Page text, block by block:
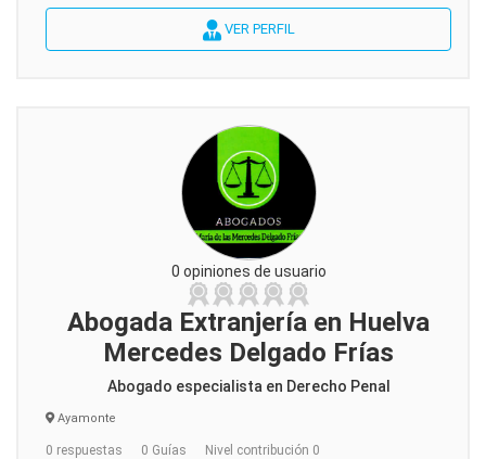
VER PERFIL
0 opiniones de usuario
Abogada Extranjería en Huelva
Mercedes Delgado Frías
Abogado especialista en Derecho Penal
Ayamonte
0 respuestas 0 Guías Nivel contribución 0